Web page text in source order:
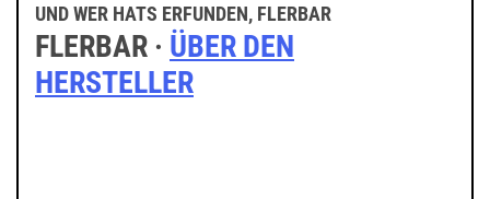
UND WER HATS ERFUNDEN, FLERBAR
FLERBAR · ÜBER DEN
HERSTELLER